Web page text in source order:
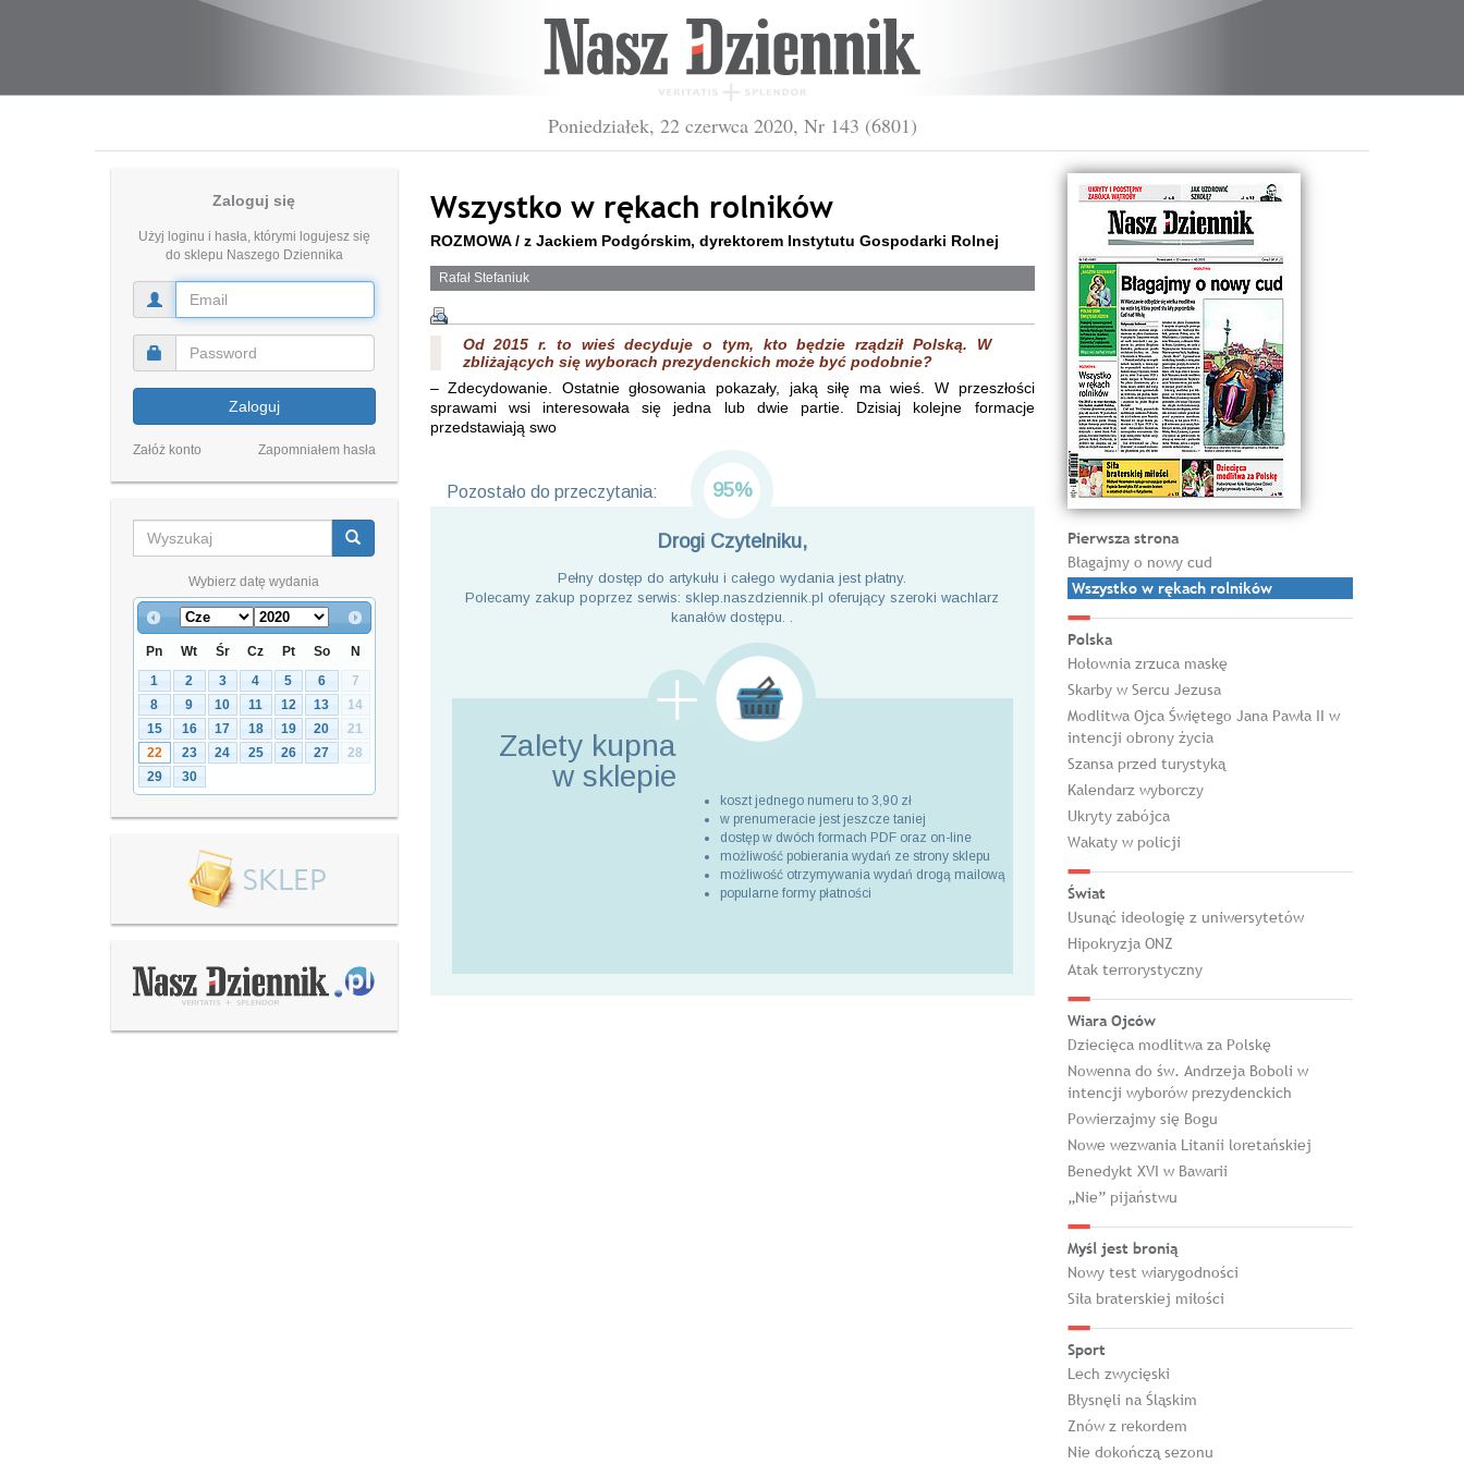
Poniedziałek, 22 czerwca 2020, Nr 143 (6801)
Zaloguj się
Użyj loginu i hasła, którymi logujesz się
do sklepu Naszego Dziennika
Zaloguj
Załóż konto Zapomniałem hasła
Wybierz datę wydania
Pn Wt Śr Cz Pt So
N
1
2 3 4 5 6
7
8
9 10 11 12 13
14
15
16 17 18 19 20
21
22
23 24 25 26 27
28
29
30
Wszystko w rękach rolników
ROZMOWA / z Jackiem Podgórskim, dyrektorem Instytutu Gospodarki Rolnej
Rafał Stefaniuk
Od 2015 r. to wieś decyduje o tym, kto będzie rządził Polską. W
zbliżających się wyborach prezydenckich może być podobnie?
– Zdecydowanie. Ostatnie głosowania pokazały, jaką siłę ma wieś. W przeszłości
sprawami wsi interesowała się jedna lub dwie partie. Dzisiaj kolejne formacje
przedstawiają swo
Pozostało do przeczytania: 95%
Drogi Czytelniku,
Pełny dostęp do artykułu i całego wydania jest płatny.
Polecamy zakup poprzez serwis: sklep.naszdziennik.pl oferujący szeroki wachlarz
kanałów dostępu. .
Zalety kupna
w sklepie
koszt jednego numeru to 3,90 zł
w prenumeracie jest jeszcze taniej
dostęp w dwóch formach PDF oraz on-line
możliwość pobierania wydań ze strony sklepu
możliwość otrzymywania wydań drogą mailową
popularne formy płatności
Pierwsza strona
Błagajmy o nowy cud
Wszystko w rękach rolników
Polska
Hołownia zrzuca maskę
Skarby w Sercu Jezusa
Modlitwa Ojca Świętego Jana Pawła II w
intencji obrony życia
Szansa przed turystyką
Kalendarz wyborczy
Ukryty zabójca
Wakaty w policji
Świat
Usunąć ideologię z uniwersytetów
Hipokryzja ONZ
Atak terrorystyczny
Wiara Ojców
Dziecięca modlitwa za Polskę
Nowenna do św. Andrzeja Boboli w
intencji wyborów prezydenckich
Powierzajmy się Bogu
Nowe wezwania Litanii loretańskiej
Benedykt XVI w Bawarii
„Nie” pijaństwu
Myśl jest bronią
Nowy test wiarygodności
Siła braterskiej miłości
Sport
Lech zwycięski
Błysnęli na Śląskim
Znów z rekordem
Nie dokończą sezonu